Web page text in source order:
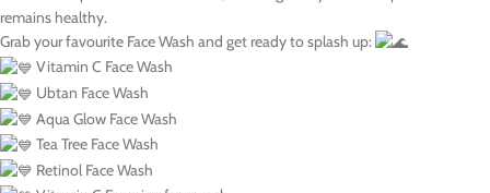
remains healthy.
Grab your favourite Face Wash and get ready to splash up:
Vitamin C Face Wash
Ubtan Face Wash
Aqua Glow Face Wash
Tea Tree Face Wash
Retinol Face Wash